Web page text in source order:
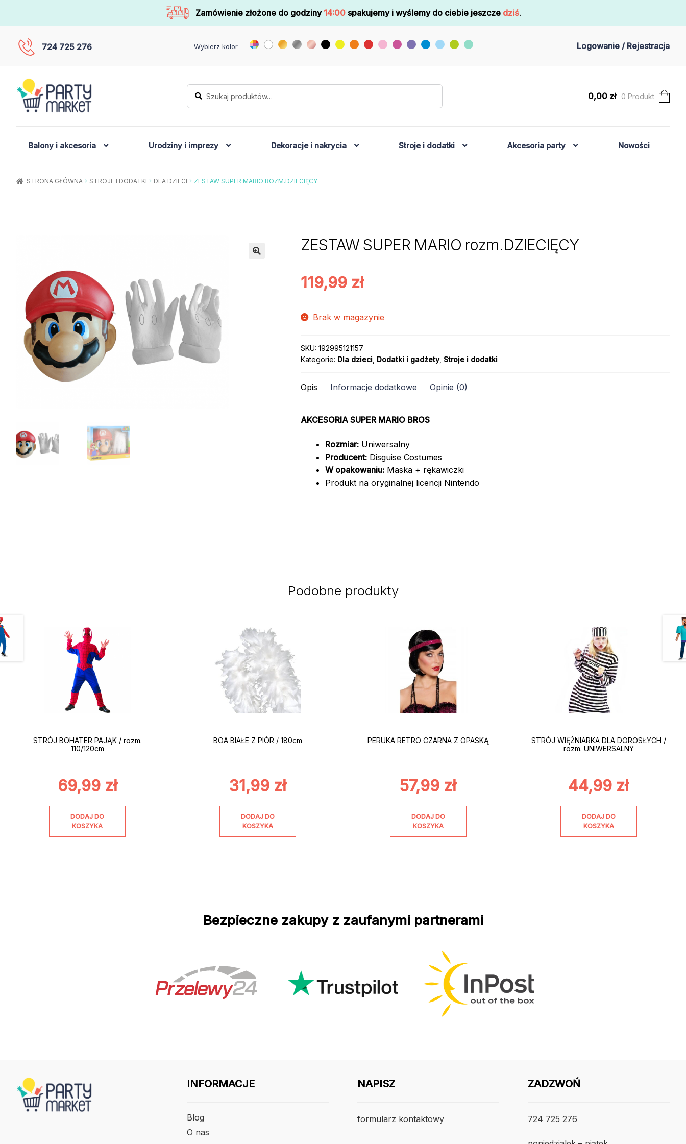
Zamówienie złożone do godziny 14:00 spakujemy i wyślemy do ciebie jeszcze dziś.
724 725 276 Wybierz kolor Logowanie / Rejestracja
Szukaj:
Szukaj
0,00 zł 0 Produkt
Balony i akcesoria Urodziny i imprezy Dekoracje i nakrycia Stroje i dodatki Akcesoria party Nowości
STRONA GŁÓWNA STROJE I DODATKI DLA DZIECI ZESTAW SUPER MARIO ROZM.DZIECIĘCY
ZESTAW SUPER MARIO rozm.DZIECIĘCY
119,99 zł
Brak w magazynie
SKU: 192995121157
Kategorie: Dla dzieci, Dodatki i gadżety, Stroje i dodatki
Opis Informacje dodatkowe Opinie (0)
AKCESORIA SUPER MARIO BROS
Rozmiar:Uniwersalny
Producent:Disguise Costumes
W opakowaniu:Maska + rękawiczki
Produkt na oryginalnej licencji Nintendo
Podobne produkty
STRÓJ BOHATER PAJĄK / rozm.
110/120cm
69,99 zł
DODAJ DO
KOSZYKA
BOA BIAŁE Z PIÓR / 180cm
31,99 zł
DODAJ DO
KOSZYKA
PERUKA RETRO CZARNA Z OPASKĄ
57,99 zł
DODAJ DO
KOSZYKA
STRÓJ WIĘŻNIARKA DLA DOROSŁYCH /
rozm. UNIWERSALNY
44,99 zł
DODAJ DO
KOSZYKA
Bezpieczne zakupy z zaufanymi partnerami
INFORMACJE
Blog
O nas
NAPISZ
formularz kontaktowy
ZADZWOŃ
724 725 276